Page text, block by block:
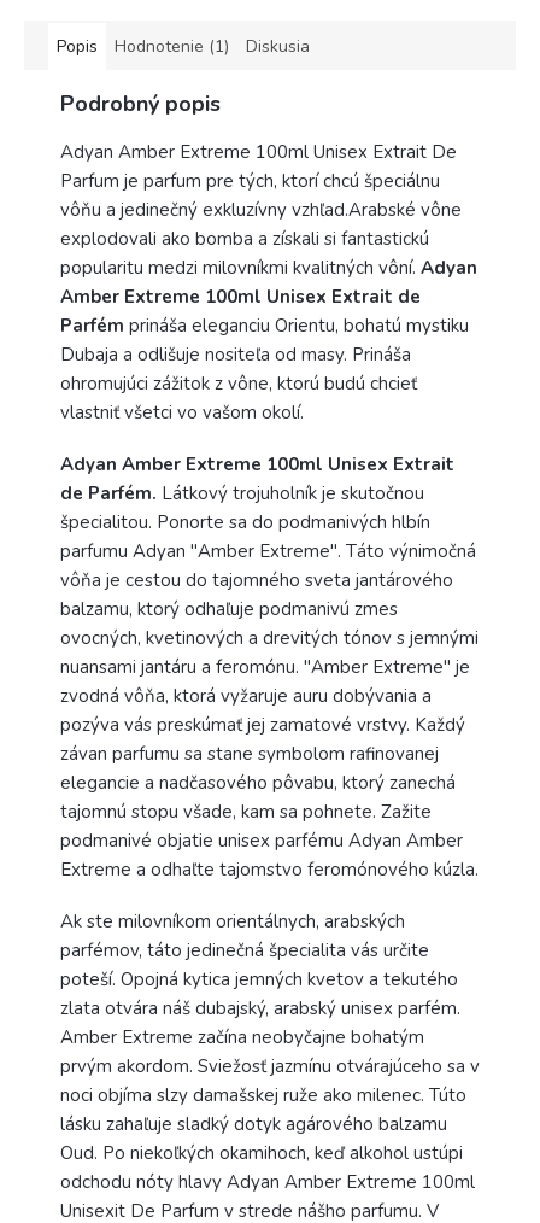
Popis Hodnotenie (1) Diskusia
Podrobný popis
Adyan Amber Extreme 100ml Unisex Extrait De
Parfum je parfum pre tých, ktorí chcú špeciálnu
vôňu a jedinečný exkluzívny vzhľad.Arabské vône
explodovali ako bomba a získali si fantastickú
popularitu medzi milovníkmi kvalitných vôní. Adyan
Amber Extreme 100ml Unisex Extrait de
Parfém prináša eleganciu Orientu, bohatú mystiku
Dubaja a odlišuje nositeľa od masy. Prináša
ohromujúci zážitok z vône, ktorú budú chcieť
vlastniť všetci vo vašom okolí.
Adyan Amber Extreme 100ml Unisex Extrait
de Parfém. Látkový trojuholník je skutočnou
špecialitou. Ponorte sa do podmanivých hlbín
parfumu Adyan "Amber Extreme". Táto výnimočná
vôňa je cestou do tajomného sveta jantárového
balzamu, ktorý odhaľuje podmanivú zmes
ovocných, kvetinových a drevitých tónov s jemnými
nuansami jantáru a feromónu. "Amber Extreme" je
zvodná vôňa, ktorá vyžaruje auru dobývania a
pozýva vás preskúmať jej zamatové vrstvy. Každý
závan parfumu sa stane symbolom rafinovanej
elegancie a nadčasového pôvabu, ktorý zanechá
tajomnú stopu všade, kam sa pohnete. Zažite
podmanivé objatie unisex parfému Adyan Amber
Extreme a odhaľte tajomstvo feromónového kúzla.
Ak ste milovníkom orientálnych, arabských
parfémov, táto jedinečná špecialita vás určite
poteší. Opojná kytica jemných kvetov a tekutého
zlata otvára náš dubajský, arabský unisex parfém.
Amber Extreme začína neobyčajne bohatým
prvým akordom. Sviežosť jazmínu otvárajúceho sa v
noci objíma slzy damašskej ruže ako milenec. Túto
lásku zahaľuje sladký dotyk agárového balzamu
Oud. Po niekoľkých okamihoch, keď alkohol ustúpi
odchodu nóty hlavy Adyan Amber Extreme 100ml
Unisexit De Parfum v strede nášho parfumu. V